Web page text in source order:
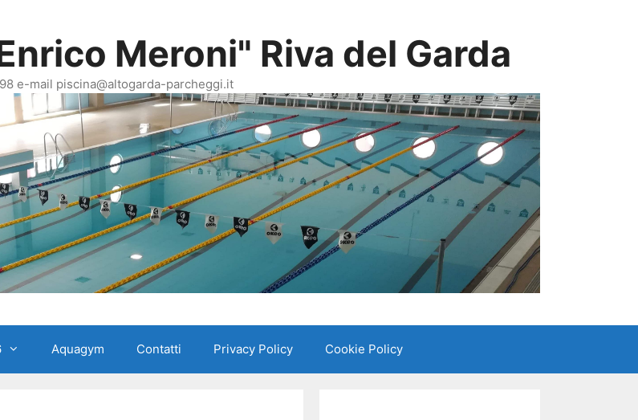
Meroni" Riva del Garda
e-mail piscina@altogarda-parcheggi.it
Aquagym Contatti Privacy Policy Cookie Policy